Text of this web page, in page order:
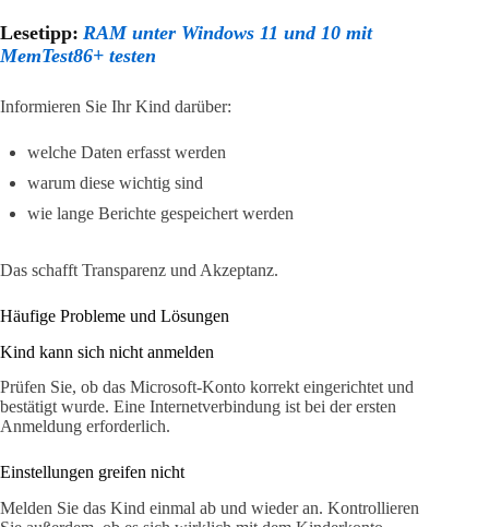
Lesetipp: RAM unter Windows 11 und 10 mit
MemTest86+ testen
Informieren Sie Ihr Kind darüber:
welche Daten erfasst werden
warum diese wichtig sind
wie lange Berichte gespeichert werden
Das schafft Transparenz und Akzeptanz.
Häufige Probleme und Lösungen
Kind kann sich nicht anmelden
Prüfen Sie, ob das Microsoft-Konto korrekt eingerichtet und
bestätigt wurde. Eine Internetverbindung ist bei der ersten
Anmeldung erforderlich.
Einstellungen greifen nicht
Melden Sie das Kind einmal ab und wieder an. Kontrollieren